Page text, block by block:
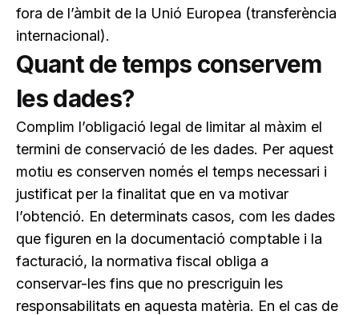
fora de l’àmbit de la Unió Europea (transferència
internacional).
Quant de temps conservem
les dades?
Complim l’obligació legal de limitar al màxim el
termini de conservació de les dades. Per aquest
motiu es conserven només el temps necessari i
justificat per la finalitat que en va motivar
l’obtenció. En determinats casos, com les dades
que figuren en la documentació comptable i la
facturació, la normativa fiscal obliga a
conservar-les fins que no prescriguin les
responsabilitats en aquesta matèria. En el cas de